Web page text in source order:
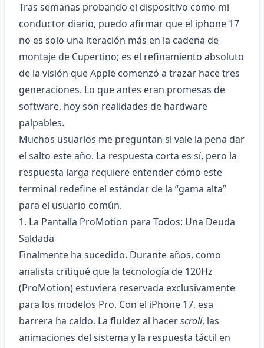
Tras semanas probando el dispositivo como mi
conductor diario, puedo afirmar que el iphone 17
no es solo una iteración más en la cadena de
montaje de Cupertino; es el refinamiento absoluto
de la visión que Apple comenzó a trazar hace tres
generaciones. Lo que antes eran promesas de
software, hoy son realidades de hardware
palpables.
Muchos usuarios me preguntan si vale la pena dar
el salto este año. La respuesta corta es sí, pero la
respuesta larga requiere entender cómo este
terminal redefine el estándar de la “gama alta”
para el usuario común.
1. La Pantalla ProMotion para Todos: Una Deuda
Saldada
Finalmente ha sucedido. Durante años, como
analista critiqué que la tecnología de 120Hz
(ProMotion) estuviera reservada exclusivamente
para los modelos Pro. Con el iPhone 17, esa
barrera ha caído. La fluidez al hacerscroll, las
animaciones del sistema y la respuesta táctil en